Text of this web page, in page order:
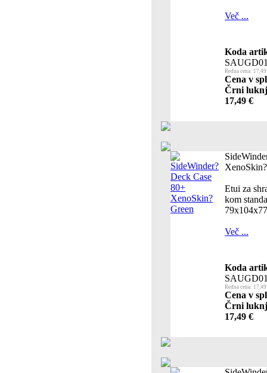
Več ...
Koda
Redna cena:
Cena v
Črni
17,49 €
Etui za
kom
Več ...
Koda
Redna cena:
Cena v
Črni
17,49 €